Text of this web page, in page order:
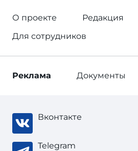
О проекте
Редакция
Для сотрудников
Реклама Документы
Вконтакте
Telegram